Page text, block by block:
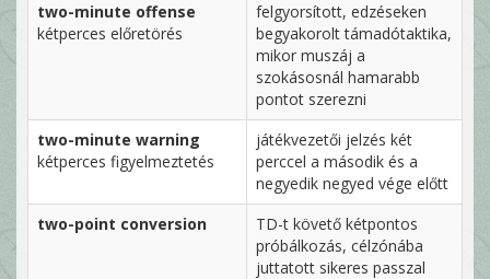
two-minute offense
kétperces előretörés
felgyorsított, edzéseken
begyakorolt támadótaktika,
mikor muszáj a
szokásosnál hamarabb
pontot szerezni
two-minute warning
kétperces figyelmeztetés
játékvezetői jelzés két
perccel a második és a
negyedik negyed vége előtt
two-point conversion
TD-t követő kétpontos
próbálkozás, célzónába
juttatott sikeres passzal